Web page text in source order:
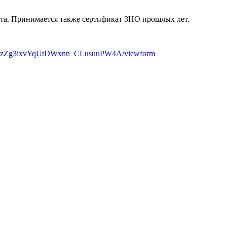
Принимается также сертификат ЗНО прошлых лет.
viewform